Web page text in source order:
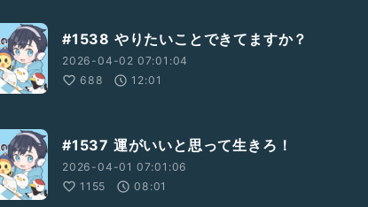
#1538 やりたいことできてますか？
2026-04-02 07:01:04
688
12:01
#1537 運がいいと思って生きろ！
2026-04-01 07:01:06
1155
08:01